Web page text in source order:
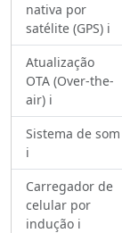
nativa por
satélite (GPS) ℹ️
Atualização
OTA (Over-the-
air) ℹ️
Sistema de som
ℹ️
Carregador de
celular por
indução ℹ️